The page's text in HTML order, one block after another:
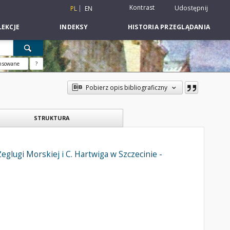
PL EN Kontrast Udostępnij
INDEKSY HISTORIA PRZEGLĄDANIA
?
Pobierz opis bibliograficzny
STRUKTURA
Morskiej i C. Hartwiga w Szczecinie -